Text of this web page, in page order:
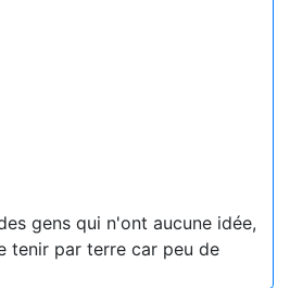
gens qui n'ont aucune idée,
tenir par terre car peu de